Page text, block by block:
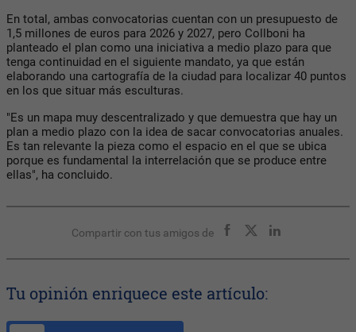
En total, ambas convocatorias cuentan con un presupuesto de
1,5 millones de euros para 2026 y 2027, pero Collboni ha
planteado el plan como una iniciativa a medio plazo para que
tenga continuidad en el siguiente mandato, ya que están
elaborando una cartografía de la ciudad para localizar 40 puntos
en los que situar más esculturas.
"Es un mapa muy descentralizado y que demuestra que hay un
plan a medio plazo con la idea de sacar convocatorias anuales.
Es tan relevante la pieza como el espacio en el que se ubica
porque es fundamental la interrelación que se produce entre
ellas", ha concluido.
Compartir con tus amigos de
Tu opinión enriquece este artículo: